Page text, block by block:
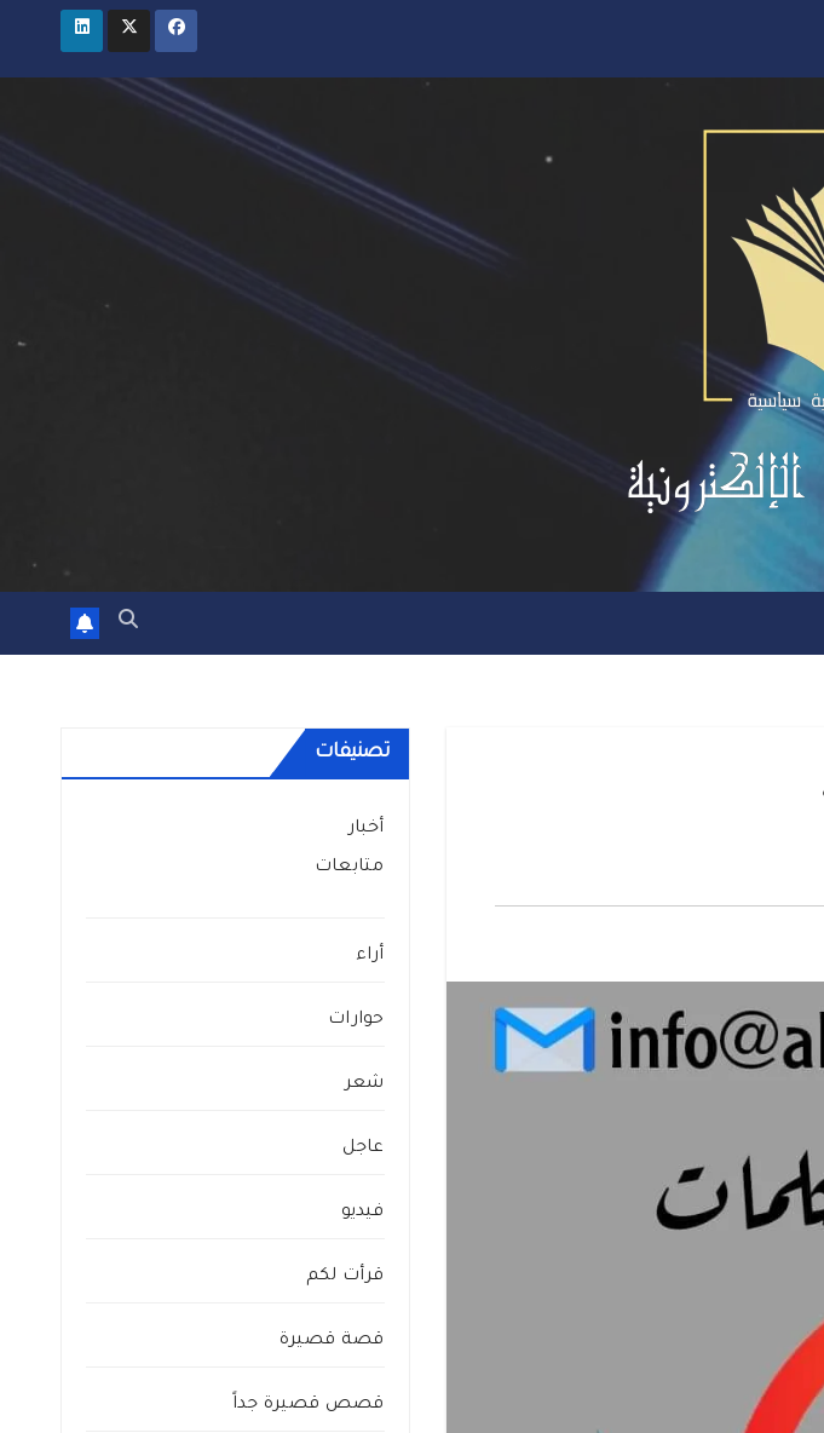
تصنيفات
أخبار
متابعات
أراء
حوارات
شعر
عاجل
فيديو
قرأت لكم
قصة قصيرة
قصص قصيرة جداً